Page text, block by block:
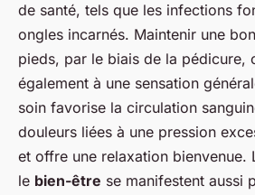
de santé, tels que les infections
ongles incarnés. Maintenir une
pieds, par le biais de la pédicure,
également à une sensation
soin favorise la circulation
douleurs liées à une pression
et offre une relaxation bienvenue.
le bien-être se manifestent aussi